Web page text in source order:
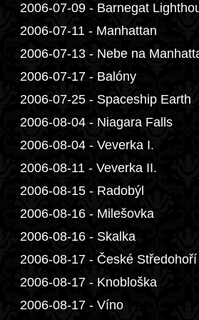
2006-07-09 - Barnegat
2006-07-11 - Manhattan
2006-07-13 - Nebe na
2006-07-17 - Balóny
2006-07-25 - Spaceship Earth
2006-08-04 - Niagara Falls
2006-08-04 - Veverka I.
2006-08-11 - Veverka II.
2006-08-15 - Radobýl
2006-08-16 - Milešovka
2006-08-16 - Skalka
2006-08-17 - České Středohoří
2006-08-17 - Knobloška
2006-08-17 - Víno